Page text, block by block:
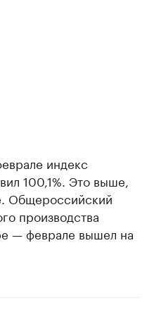
индекс
100,1%. Это выше,
Общероссийский
производства
— феврале вышел на